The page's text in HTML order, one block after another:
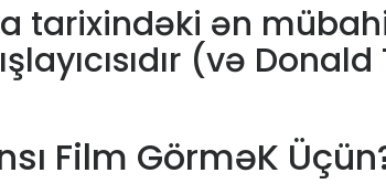
tarixindəki ən
(və
Film GörməK